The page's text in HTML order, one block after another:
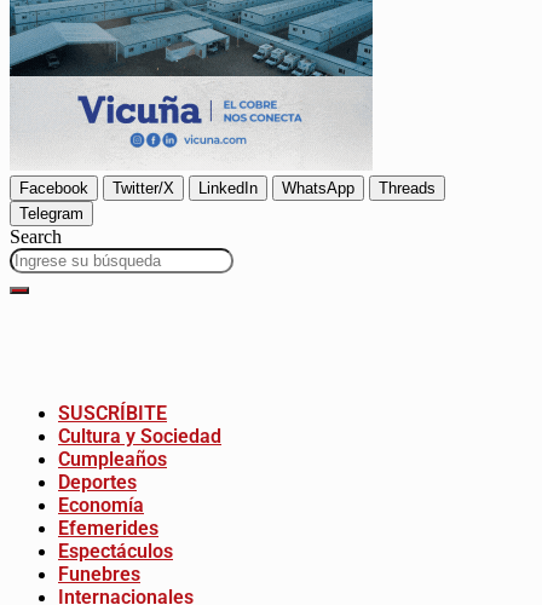
Facebook Twitter/X LinkedIn WhatsApp
Threads
Telegram
Search
SUSCRÍBITE
Cultura y Sociedad
Cumpleaños
Deportes
Economía
Efemerides
Espectáculos
Funebres
Internacionales